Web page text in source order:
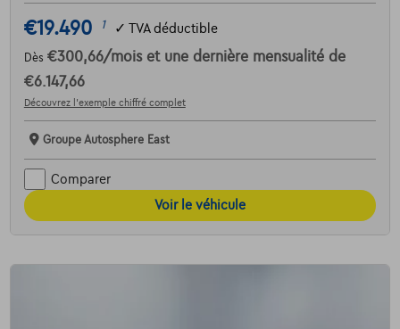
€19.490 1 ✓ TVA déductible
Dès €300,66/mois et une dernière mensualité de
€6.147,66
Découvrez l’exemple chiffré complet
Groupe Autosphere East
Comparer
Voir le véhicule